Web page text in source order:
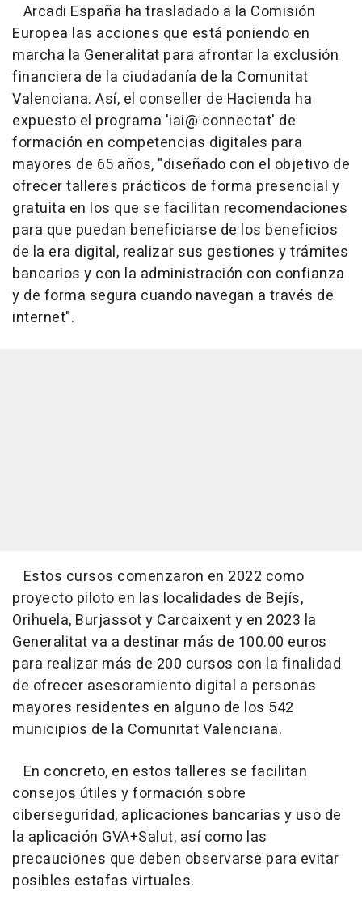
Arcadi España ha trasladado a la Comisión
Europea las acciones que está poniendo en
marcha la Generalitat para afrontar la exclusión
financiera de la ciudadanía de la Comunitat
Valenciana. Así, el conseller de Hacienda ha
expuesto el programa 'iai@ connectat' de
formación en competencias digitales para
mayores de 65 años, "diseñado con el objetivo de
ofrecer talleres prácticos de forma presencial y
gratuita en los que se facilitan recomendaciones
para que puedan beneficiarse de los beneficios
de la era digital, realizar sus gestiones y trámites
bancarios y con la administración con confianza
y de forma segura cuando navegan a través de
internet".
Estos cursos comenzaron en 2022 como
proyecto piloto en las localidades de Bejís,
Orihuela, Burjassot y Carcaixent y en 2023 la
Generalitat va a destinar más de 100.00 euros
para realizar más de 200 cursos con la finalidad
de ofrecer asesoramiento digital a personas
mayores residentes en alguno de los 542
municipios de la Comunitat Valenciana.
En concreto, en estos talleres se facilitan
consejos útiles y formación sobre
ciberseguridad, aplicaciones bancarias y uso de
la aplicación GVA+Salut, así como las
precauciones que deben observarse para evitar
posibles estafas virtuales.